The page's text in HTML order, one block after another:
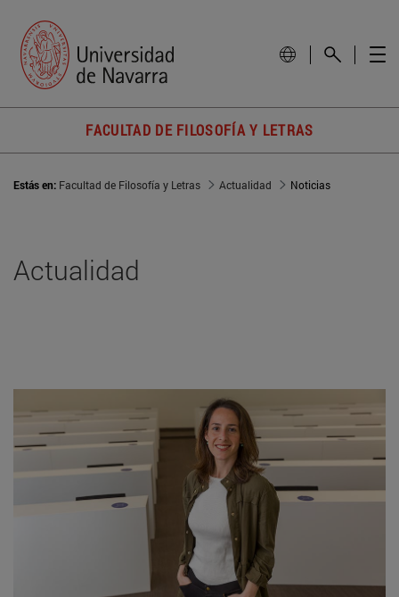
FACULTAD DE FILOSOFÍA Y LETRAS
Estás en: Facultad de Filosofía y Letras Actualidad Noticias
Actualidad